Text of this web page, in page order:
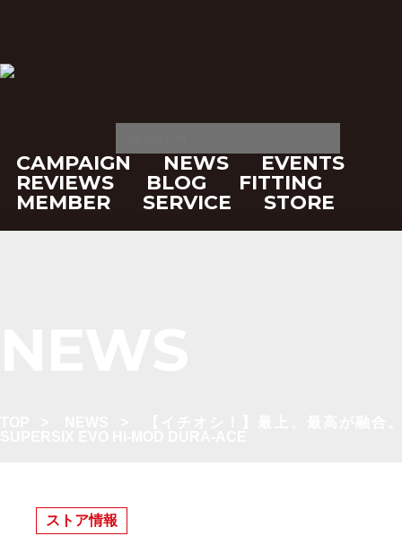
CAMPAIGN NEWS
EVENTS
REVIEWS
BLOG
FITTING
MEMBER
SERVICE STORE
ストア情報